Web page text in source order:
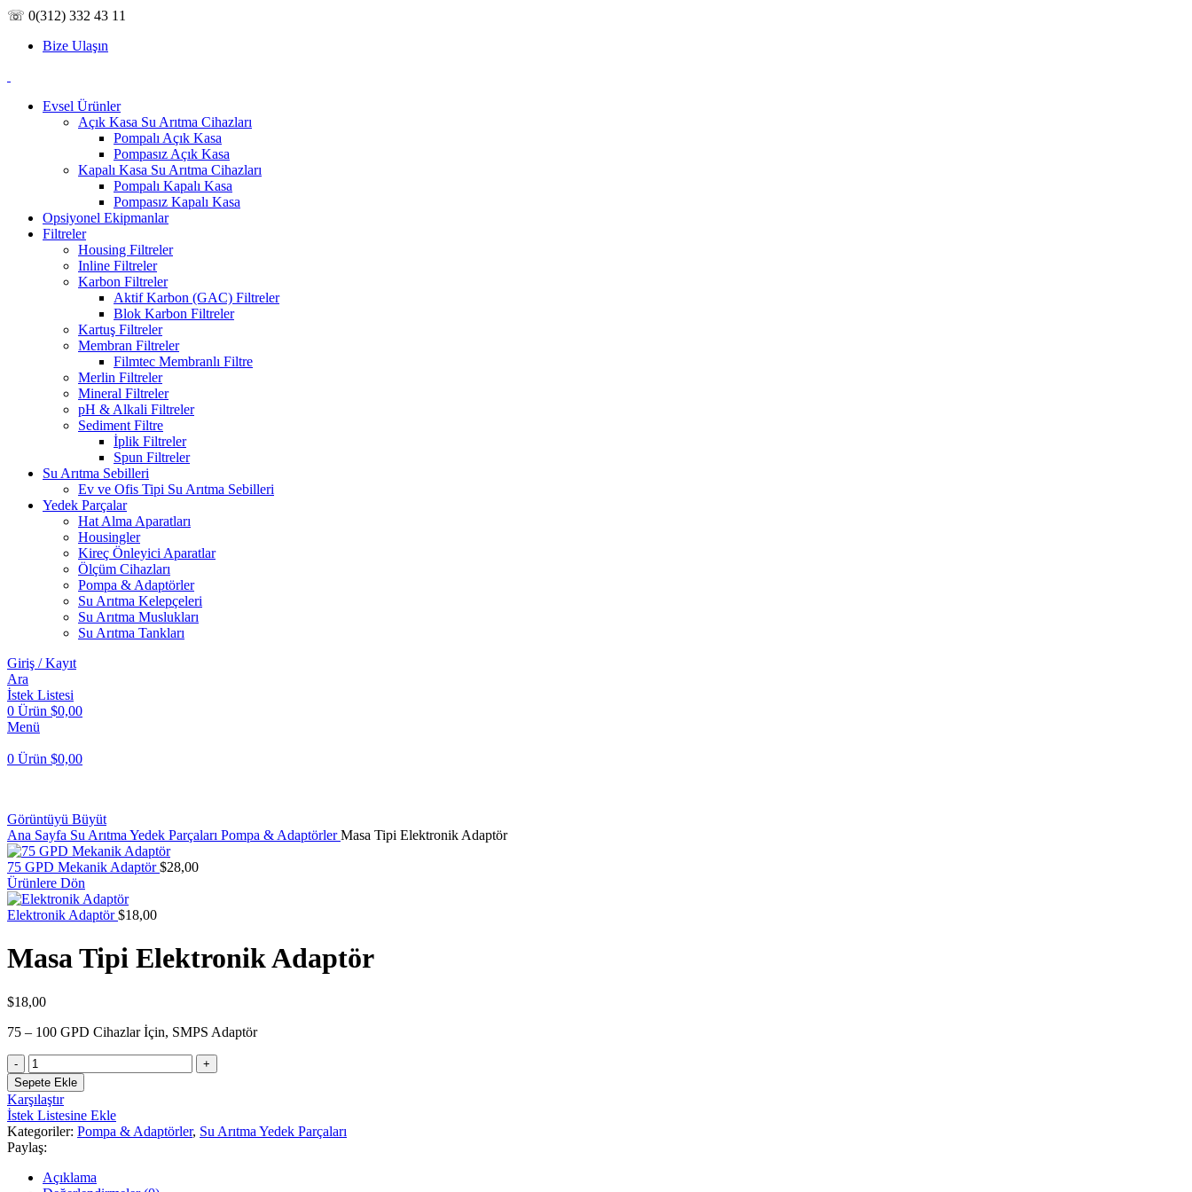
☏ 0(312) 332 43 11
Bize Ulaşın
Evsel Ürünler
Açık Kasa Su Arıtma Cihazları
Pompalı Açık Kasa
Pompasız Açık Kasa
Kapalı Kasa Su Arıtma Cihazları
Pompalı Kapalı Kasa
Pompasız Kapalı Kasa
Opsiyonel Ekipmanlar
Filtreler
Housing Filtreler
Inline Filtreler
Karbon Filtreler
Aktif Karbon (GAC) Filtreler
Blok Karbon Filtreler
Kartuş Filtreler
Membran Filtreler
Filmtec Membranlı Filtre
Merlin Filtreler
Mineral Filtreler
pH & Alkali Filtreler
Sediment Filtre
İplik Filtreler
Spun Filtreler
Su Arıtma Sebilleri
Ev ve Ofis Tipi Su Arıtma Sebilleri
Yedek Parçalar
Hat Alma Aparatları
Housingler
Kireç Önleyici Aparatlar
Ölçüm Cihazları
Pompa & Adaptörler
Su Arıtma Kelepçeleri
Su Arıtma Muslukları
Su Arıtma Tankları
Giriş / Kayıt
Ara
İstek Listesi
0 Ürün $0,00
Menü
0 Ürün $0,00
Görüntüyü Büyüt
Ana Sayfa Su Arıtma Yedek Parçaları Pompa & AdaptörlerMasa Tipi Elektronik Adaptör
75 GPD Mekanik Adaptör$28,00
Ürünlere Dön
Elektronik Adaptör$18,00
Masa Tipi Elektronik Adaptör
$18,00
75 – 100 GPD Cihazlar İçin, SMPS Adaptör
Masa
Tipi
Elektronik
Adaptör
adet
Sepete Ekle
Karşılaştır
İstek Listesine Ekle
Kategoriler: Pompa & Adaptörler, Su Arıtma Yedek Parçaları
Paylaş:
Açıklama